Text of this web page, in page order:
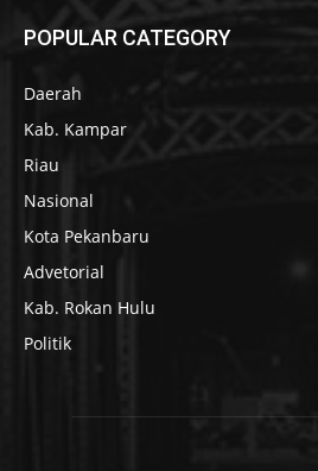
POPULAR CATEGORY
Daerah
Kab. Kampar
Riau
Nasional
Kota Pekanbaru
Advetorial
Kab. Rokan Hulu
Politik